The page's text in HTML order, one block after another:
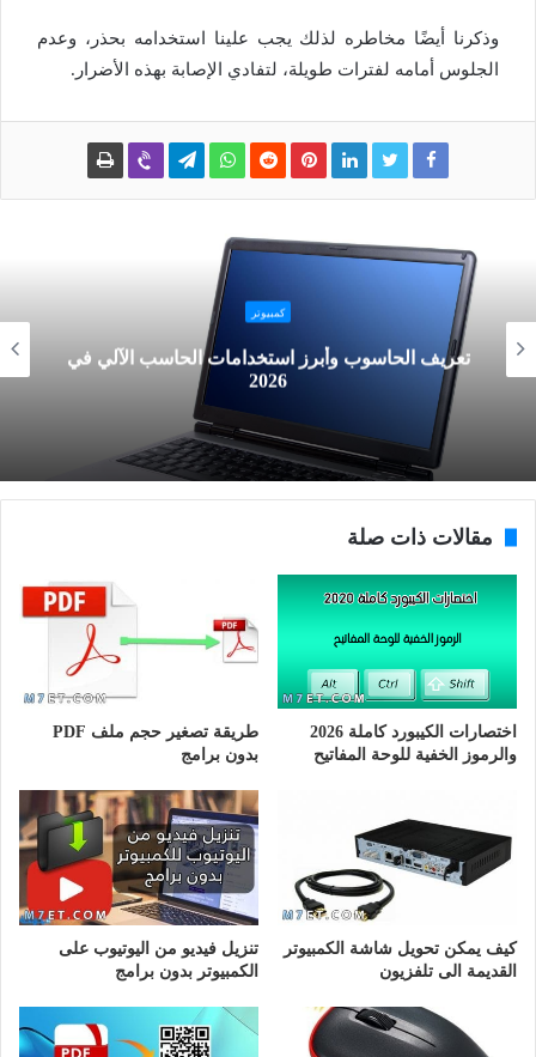
وذكرنا أيضًا مخاطره لذلك يجب علينا استخدامه بحذر، وعدم
الجلوس أمامه لفترات طويلة، لتفادي الإصابة بهذه الأضرار.
كمبيوتر
تعريف الحاسوب وأبرز استخدامات الحاسب الآلي في
2026
مقالات ذات صلة
اختصارات الكيبورد كاملة 2026
والرموز الخفية للوحة المفاتيح
طريقة تصغير حجم ملف PDF
بدون برامج
كيف يمكن تحويل شاشة الكمبيوتر
القديمة الى تلفزيون
تنزيل فيديو من اليوتيوب على
الكمبيوتر بدون برامج